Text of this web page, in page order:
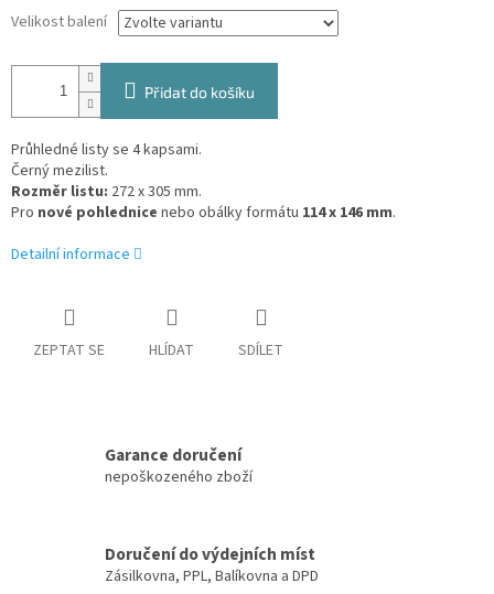
Velikost balení
Přidat do košíku
Průhledné listy se 4 kapsami.
Černý mezilist.
Rozměr listu: 272 x 305 mm.
Pro nové pohlednice nebo obálky formátu 114 x 146 mm.
Detailní informace
ZEPTAT SE HLÍDAT SDÍLET
Garance doručení
nepoškozeného zboží
Doručení do výdejních míst
Zásilkovna, PPL, Balíkovna a DPD